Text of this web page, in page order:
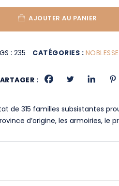
AJOUTER AU PANIER
:235 CATÉGORIES : NOBLESSE
:
de 315 familles subsistantes
d’origine, les armoiries,